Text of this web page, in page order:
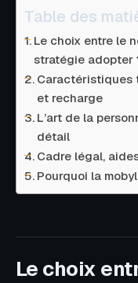
Table des
Le choix entre le
stratégie adopter
Caractéristiques
et recharge
L’art de la
détail
Cadre légal,
Pourquoi la
Le choix